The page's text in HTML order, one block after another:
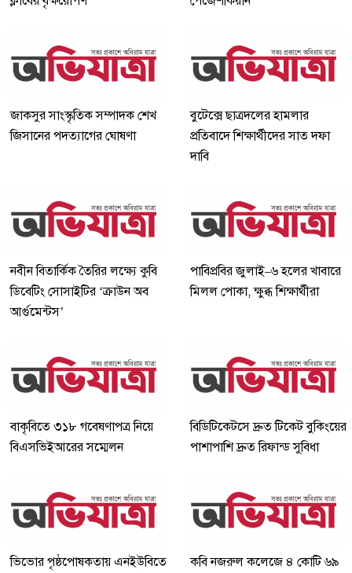
জাকসুর সাংস্কৃতিক সম্পাদক শেখ
জিসানের পদত্যাগের ঘোষণা
বুটেক্সে ছাত্রদলের হামলার
প্রতিবাদে শিক্ষার্থীদের সাত দফা
দাবি
নবীন বিতার্কিক তৈরির লক্ষ্যে কুবি
ডিবেটিং সোসাইটির ‘ক্রাউন অব
আর্গুমেন্টস’
পাবিপ্রবির জুলাই–৬ হলের খাবারে
মিলল পোকা, ক্ষুব্ধ শিক্ষার্থীরা
বাকৃবিতে ৩১৮ গবেষণাপত্র নিয়ে
বিএসভিইআরের সম্মেলন
বিডিটিকেটসে দ্রুত টিকেট বুকিংয়ের
পাশাপাশি দ্রুত রিফান্ড সুবিধা
ভিভোর পৃষ্ঠপোষকতায় এনইউবিতে
কবি নজরুল কলেজে ৪ কোটি ৬৯